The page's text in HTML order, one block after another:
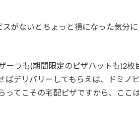
スがないとちょっと損になった気分
ーラも(期間限定のピザハットも)2
ばデリバリーしてもらえば、ドミノ
ってこその宅配ピザですから、ここ